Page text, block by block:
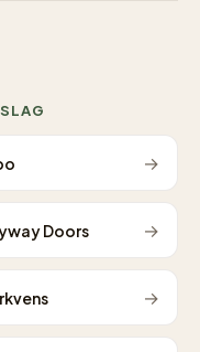
→
Doors →
→